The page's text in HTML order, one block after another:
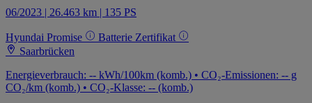
06/2023 | 26.463 km | 135 PS
Hyundai Promise
Batterie Zertifikat
Saarbrücken
Energieverbrauch: -- kWh/100km (komb.) • CO₂-Emissionen: -- g
CO₂/km (komb.) • CO₂-Klasse: -- (komb.)